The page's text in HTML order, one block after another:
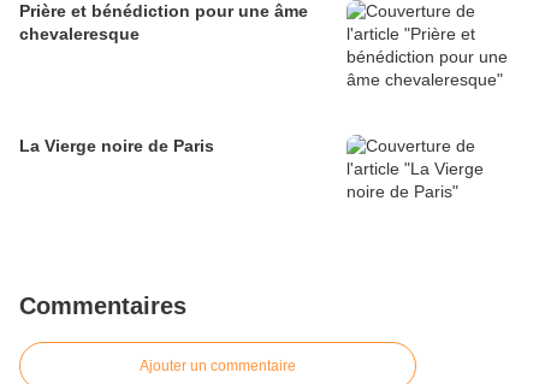
Prière et bénédiction pour une âme
chevaleresque
La Vierge noire de Paris
Commentaires
Ajouter un commentaire